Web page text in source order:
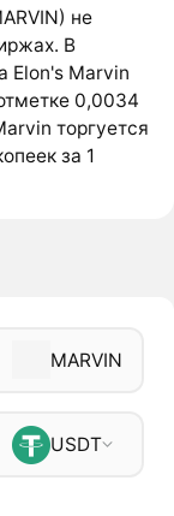
не
В
Elon's Marvin
0,0034
торгуется
за 1
MARVIN
USDT